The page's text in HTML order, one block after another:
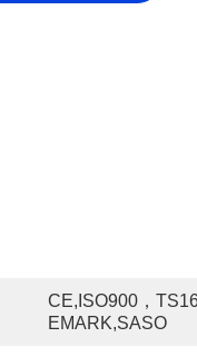
CE,ISO900，
EMARK,SASO